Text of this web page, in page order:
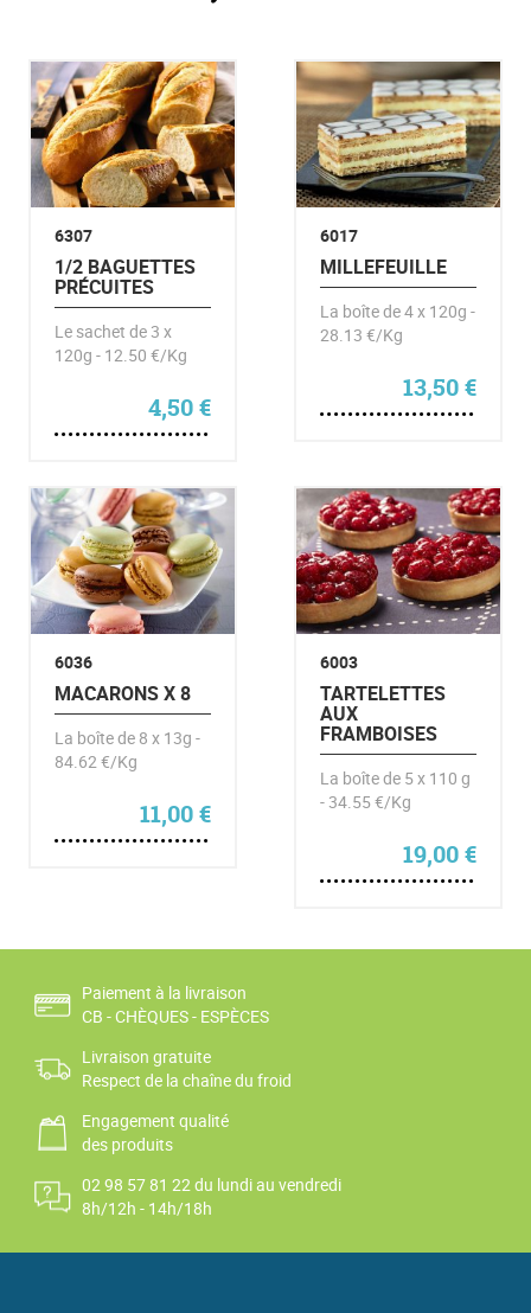
6307
1/2 BAGUETTES
PRÉCUITES
Le sachet de 3 x
120g - 12.50 €/Kg
4,50€
6017
MILLEFEUILLE
La boîte de 4 x 120g -
28.13 €/Kg
13,50€
6036
MACARONS X 8
La boîte de 8 x 13g -
84.62 €/Kg
11,00€
6003
TARTELETTES
AUX
FRAMBOISES
La boîte de 5 x 110 g
- 34.55 €/Kg
19,00€
Paiement à la livraison
CB - CHÈQUES - ESPÈCES
Livraison gratuite
Respect de la chaîne du froid
Engagement qualité
des produits
02 98 57 81 22 du lundi au vendredi
8h/12h - 14h/18h